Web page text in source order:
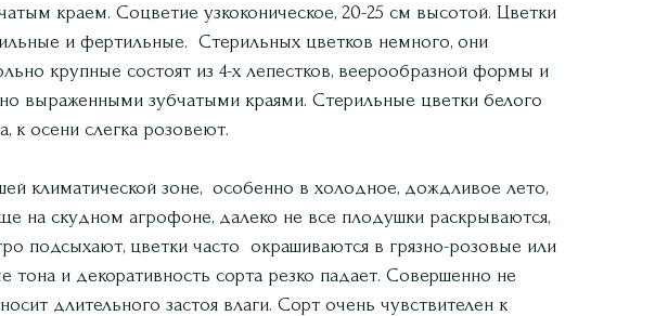
краем. Соцветие узкоконическое, 20-25 см высотой. Цветки
и фертильные. Стерильных цветков немного, они
крупные состоят из 4-х лепестков, веерообразной формы и
выраженными зубчатыми краями. Стерильные цветки белого
к осени слегка розовеют.
климатической зоне, особенно в холодное, дождливое лето,
на скудном агрофоне, далеко не все плодушки раскрываются,
подсыхают, цветки часто окрашиваются в грязно-розовые или
тона и декоративность сорта резко падает. Совершенно не
длительного застоя влаги. Сорт очень чувствителен к